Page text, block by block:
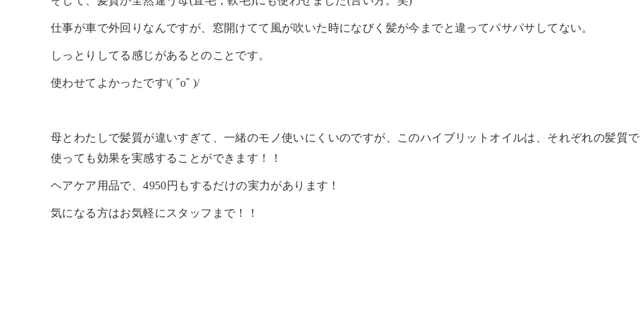
仕事が車で外回りなんですが、窓開けてて風が吹いた時になびく髪が今までと違ってパサパサしてない。
しっとりしてる感じがあるとのことです。
使わせてよかったです\( ˆoˆ )/
母とわたしで髪質が違いすぎて、一緒のモノ使いにくいのですが、このハイブリットオイルは、それぞれの髪質で
使っても効果を実感することができます！！
ヘアケア用品で、4950円もするだけの実力があります！
気になる方はお気軽にスタッフまで！！